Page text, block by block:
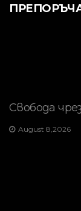
Свобода
August 8,2026